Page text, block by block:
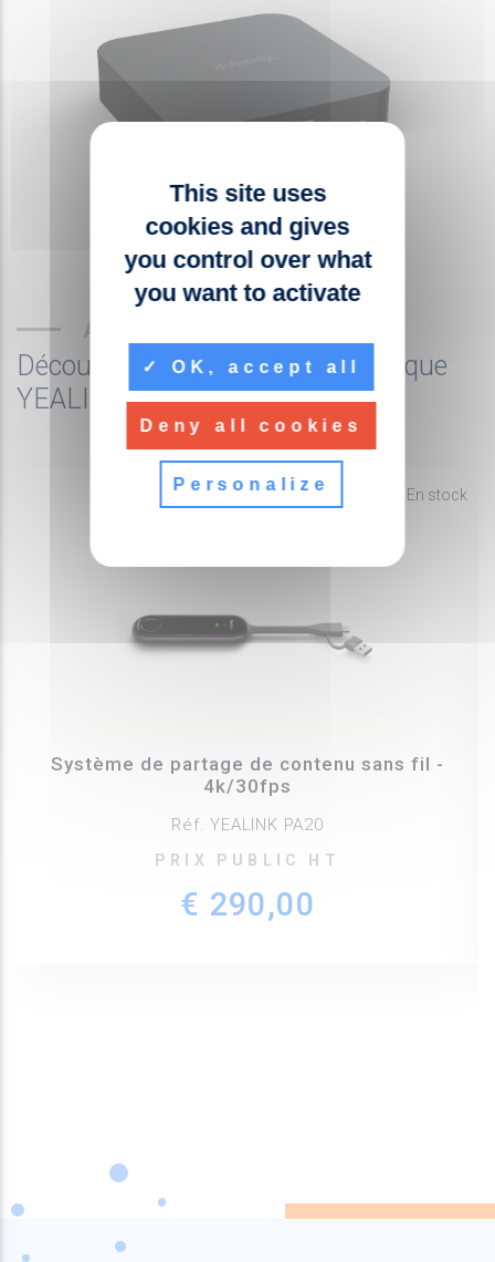
AUTRES PRODUITS
Découvrez les produits de la marque
YEALINK
En stock
Système de partage de contenu sans fil -
4k/30fps
Réf. YEALINK PA20
PRIX PUBLIC HT
€ 290,00
This site uses
cookies and gives
you control over what
you want to activate
OK, accept all
Deny all cookies
Personalize